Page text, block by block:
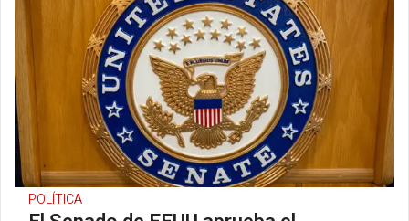
POLÍTICA